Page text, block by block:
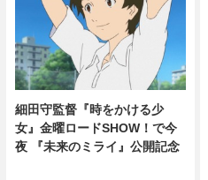
細田守監督『時をかける少
女』金曜ロードSHOW！で今
夜 『未来のミライ』公開記念